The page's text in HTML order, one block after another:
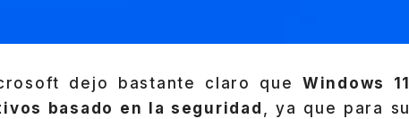
dejo bastante claro que Windows 11
basado en la seguridad , ya que para su